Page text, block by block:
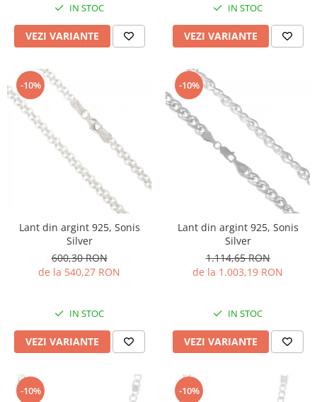
IN STOC
VEZI VARIANTE
IN STOC
VEZI VARIANTE
-10%
Lant din argint 925, Sonis
Silver
600,30 RON
de la 540,27 RON
IN STOC
VEZI VARIANTE
-10%
Lant din argint 925, Sonis
Silver
1.114,65 RON
de la 1.003,19 RON
IN STOC
VEZI VARIANTE
-10% -10%